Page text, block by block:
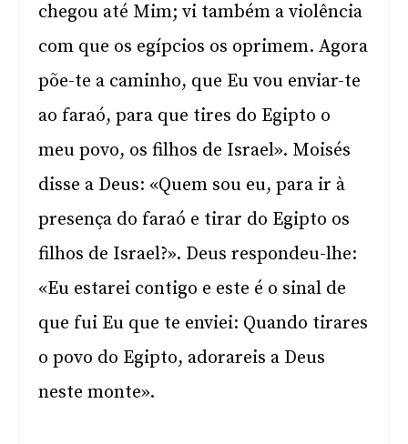
chegou até Mim; vi também a violência
com que os egípcios os oprimem. Agora
põe-te a caminho, que Eu vou enviar-te
ao faraó, para que tires do Egipto o
meu povo, os filhos de Israel». Moisés
disse a Deus: «Quem sou eu, para ir à
presença do faraó e tirar do Egipto os
filhos de Israel?». Deus respondeu-lhe:
«Eu estarei contigo e este é o sinal de
que fui Eu que te enviei: Quando tirares
o povo do Egipto, adorareis a Deus
neste monte».